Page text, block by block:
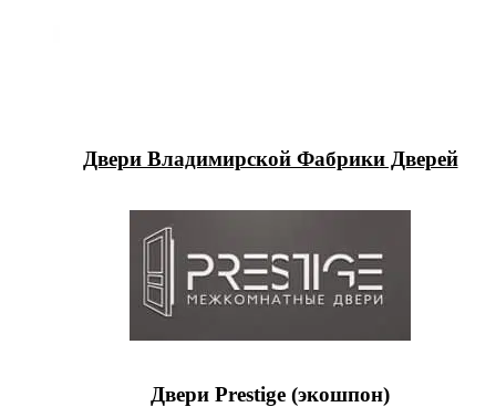
Двери Владимирской Фабрики Дверей
Двери Prestige (экошпон)